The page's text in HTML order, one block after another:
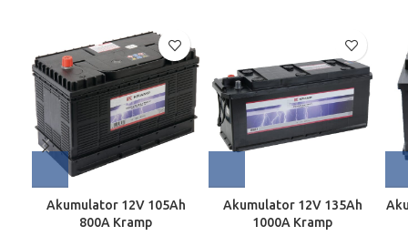
Akumulator 12V 105Ah
800A Kramp
Akumulator 12V 135Ah
1000A Kramp